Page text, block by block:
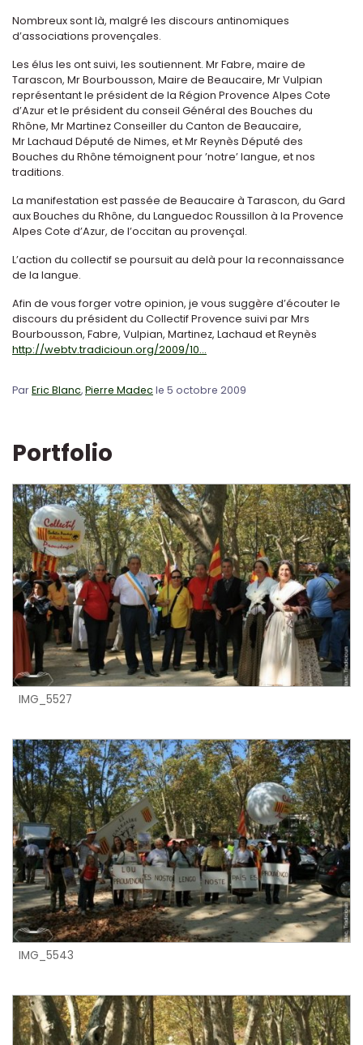
Nombreux sont là, malgré les discours antinomiques
d’associations provençales.
Les élus les ont suivi, les soutiennent. Mr Fabre, maire de
Tarascon, Mr Bourbousson, Maire de Beaucaire, Mr Vulpian
représentant le président de la Région Provence Alpes Cote
d’Azur et le président du conseil Général des Bouches du
Rhône, Mr Martinez Conseiller du Canton de Beaucaire,
Mr Lachaud Député de Nimes, et Mr Reynès Député des
Bouches du Rhône témoignent pour ’notre’ langue, et nos
traditions.
La manifestation est passée de Beaucaire à Tarascon, du Gard
aux Bouches du Rhône, du Languedoc Roussillon à la Provence
Alpes Cote d’Azur, de l’occitan au provençal.
L’action du collectif se poursuit au delà pour la reconnaissance
de la langue.
Afin de vous forger votre opinion, je vous suggère d’écouter le
discours du président du Collectif Provence suivi par Mrs
Bourbousson, Fabre, Vulpian, Martinez, Lachaud et Reynès
http://webtv.tradicioun.org/2009/10...
ParEric Blanc,Pierre Madec le 5 octobre 2009
Portfolio
IMG_5527
IMG_5543